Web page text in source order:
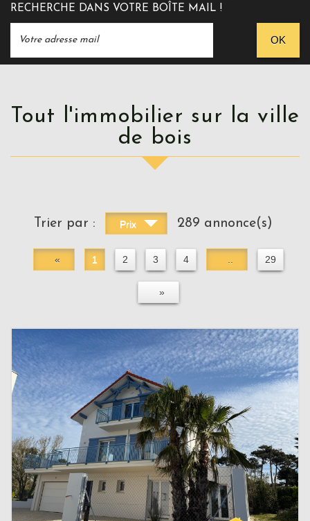
RECHERCHE DANS VOTRE BOÎTE MAIL !
OK
Tout l'immobilier sur la ville
de bois
Trier par : Prix 289 annonce(s)
« 1 2 3 4 .. 29
»